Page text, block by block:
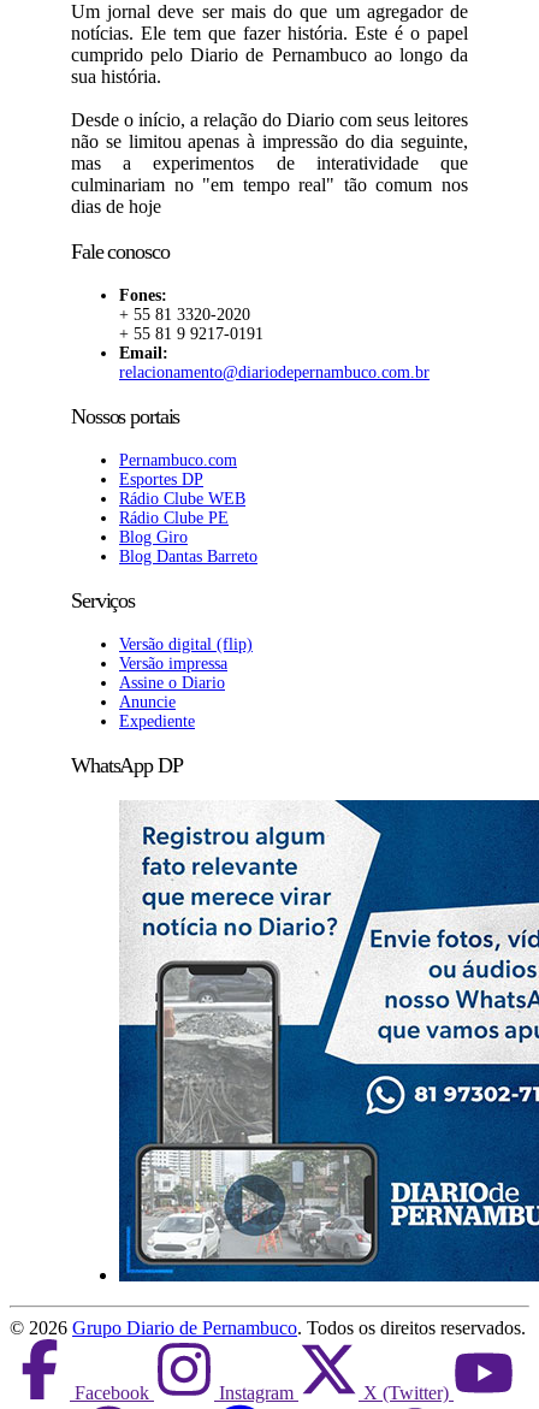
Um jornal deve ser mais do que um agregador de
notícias. Ele tem que fazer história. Este é o papel
cumprido pelo Diario de Pernambuco ao longo da
sua história.
Desde o início, a relação do Diario com seus leitores
não se limitou apenas à impressão do dia seguinte,
mas a experimentos de interatividade que
culminariam no "em tempo real" tão comum nos
dias de hoje
Fale conosco
Fones:
+ 55 81 3320-2020
+ 55 81 9 9217-0191
Email:
relacionamento@diariodepernambuco.com.br
Nossos portais
Pernambuco.com
Esportes DP
Rádio Clube WEB
Rádio Clube PE
Blog Giro
Blog Dantas Barreto
Serviços
Versão digital (flip)
Versão impressa
Assine o Diario
Anuncie
Expediente
WhatsApp DP
© 2026 Grupo Diario de Pernambuco. Todos os direitos reservados.
Facebook Instagram X (Twitter)